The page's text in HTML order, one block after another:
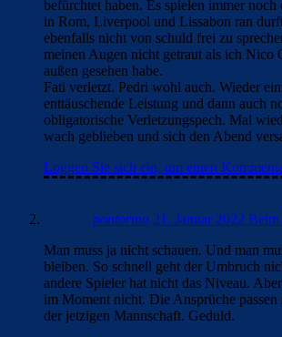
befürchtet haben. Es spielen immer noch
in Rom, Liverpool und Lissabon ran
ebenfalls nicht von schuld frei zu
meinen Augen nicht getraut als ich Nico
außen gesehen habe.
Fati verletzt. Pedri wohl auch. Wieder
enttäuschende Leistung und dann auch
obligatorische Verletzungspech. Mal
wach geblieben und sich den Abend
Loggen Sie sich ein, um einen
pontormo 21. Januar 2022
Man muss ja nicht schauen. Und man
bleiben. So schnell geht der Umbruch
andere Spieler hat nicht das Niveau.
im Moment nicht. Die Ansprüche
der jetzigen Mannschaft. Geduld.